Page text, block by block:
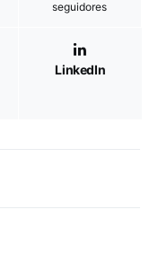
seguidores
LinkedIn